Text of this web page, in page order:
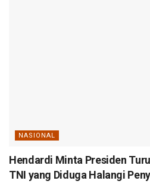
NASIONAL
Hendardi Minta Presiden
TNI yang Diduga Halangi